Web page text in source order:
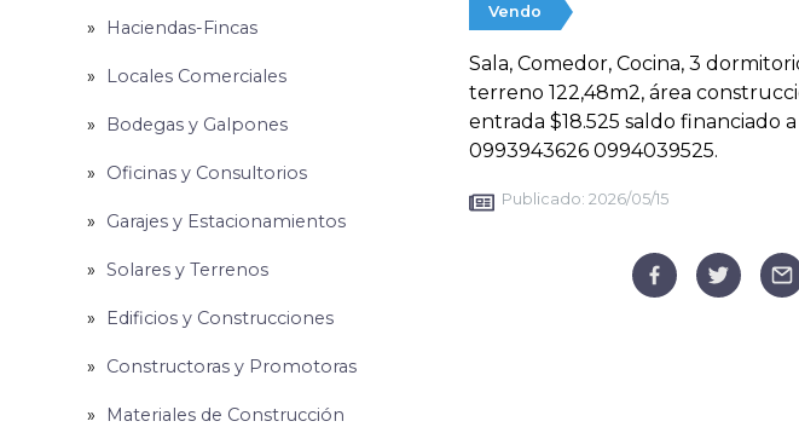
Haciendas-Fincas
Locales Comerciales
Bodegas y Galpones
Oficinas y Consultorios
Garajes y Estacionamientos
Solares y Terrenos
Edificios y Construcciones
Constructoras y Promotoras
Materiales de Construcción
Vendo
Sala, Comedor, Cocina, 3
terreno 122,48m2, área
entrada $18.525 saldo financiado
0993943626 0994039525.
Publicado: 2026/05/15